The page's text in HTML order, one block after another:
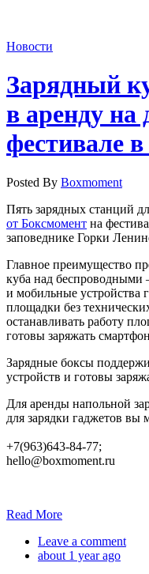
Новости
Зарядный
в аренду на
фестивале
Posted By Boxmoment
Пять зарядных станций
от Боксмомент на
заповеднике Горки
Главное преимущество
куба над беспроводными
и мобильные устройства
площадки без
останавливать работу
готовы заряжать
Зарядные боксы
устройств и готовы
Для аренды напольной
для зарядки гаджетов вы
+7(963)643-84-77;
hello@boxmoment.ru
Read More
Leave a comment
about 1 year ago